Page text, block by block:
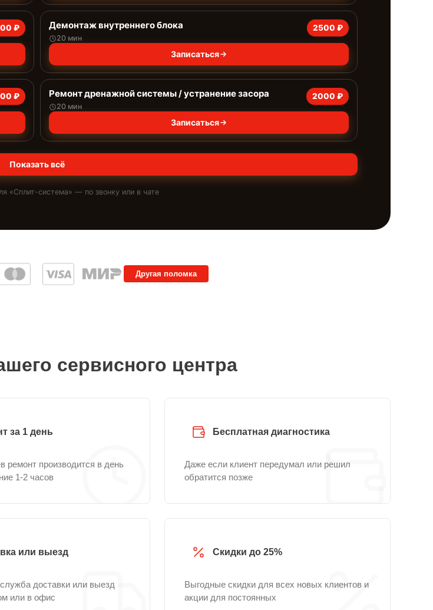
₽ Демонтаж внутреннего блока
20 мин
2500 ₽
Записаться
₽ Ремонт дренажной системы / устранение засора
20 мин
2000 ₽
Записаться
Показать всё
«Сплит-система» — по звонку или в чате
Другая поломка
сервисного центра
за 1 день
ремонт производится в день
1-2 часов
Бесплатная диагностика
Даже если клиент передумал или решил
обратится позже
или выезд
доставки или выезд
или в офис
Скидки до 25%
Выгодные скидки для всех новых клиентов и
акции для постоянных